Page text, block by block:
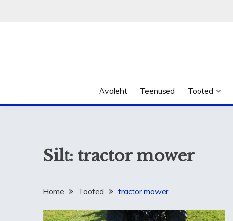
Avaleht Teenused Tooted
Silt: tractor mower
Home Tooted tractor mower